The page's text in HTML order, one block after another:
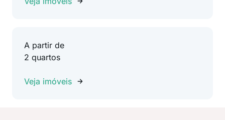
A partir de
2 quartos
Veja imóveis